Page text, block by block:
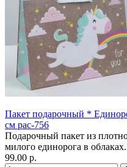
Пакет подарочный *
см pac-756
Подарочный пакет из
милого единорога в
99.00 р.